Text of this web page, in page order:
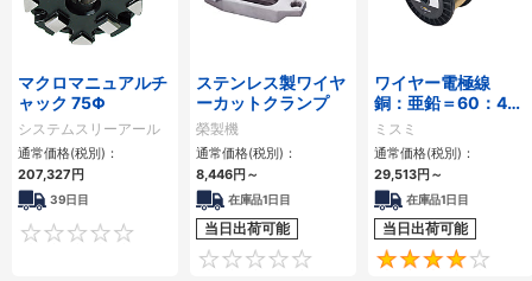
マクロマニュアルチ
ャック 75Φ
システムスリーアール
通常価格(税別)：
207,327円
39日目
0
ステンレス製ワイヤ
ーカットクランプ
榮製機
通常価格(税別)：
8,446円 ～
在庫品1日目
当日出荷可能
0
ワイヤー電極線
銅：亜鉛＝60：40
タイプ
ミスミ
通常価格(税別)：
29,513円 ～
在庫品1日目
当日出荷可能